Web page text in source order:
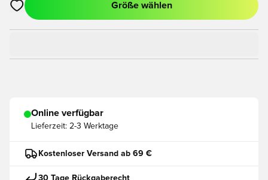
Öffnet ein neues Fenster zum Anmelden oder Registrieren
Größe wählen
Online verfügbar
Lieferzeit: 2-3 Werktage
Kostenloser Versand ab 69 €
30 Tage Rückgaberecht